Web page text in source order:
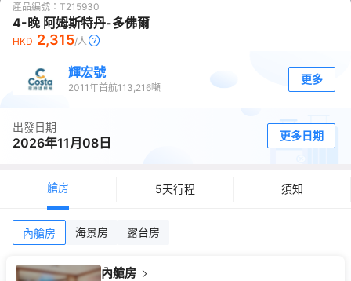
產品編號： T215930
4-晚 阿姆斯特丹-多佛爾
HKD 2,315/人
輝宏號
2011年首航113,216噸
更多
出發日期
2026年11月08日 更多日期
艙房 5天行程 須知
內艙房 海景房 露台房
內艙房